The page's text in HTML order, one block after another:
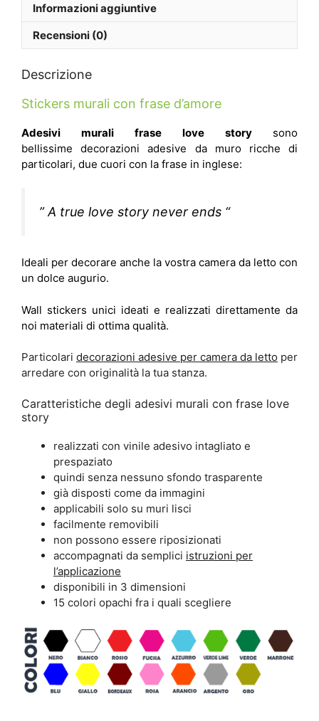
Informazioni aggiuntive
Recensioni (0)
Descrizione
Stickers murali con frase d’amore
Adesivi murali frase love story sono
bellissime decorazioni adesive da muro ricche di
particolari, due cuori con la frase in inglese:
” A true love story never ends “
Ideali per decorare anche la vostra camera da letto con
un dolce augurio.
Wall stickers unici ideati e realizzati direttamente da
noi materiali di ottima qualità.
Particolari decorazioni adesive per camera da letto per
arredare con originalità la tua stanza.
Caratteristiche degli adesivi murali con frase love
story
realizzati con vinile adesivo intagliato e
prespaziato
quindi senza nessuno sfondo trasparente
già disposti come da immagini
applicabili solo su muri lisci
facilmente removibili
non possono essere riposizionati
accompagnati da semplici istruzioni per
l’applicazione
disponibili in 3 dimensioni
15 colori opachi fra i quali scegliere